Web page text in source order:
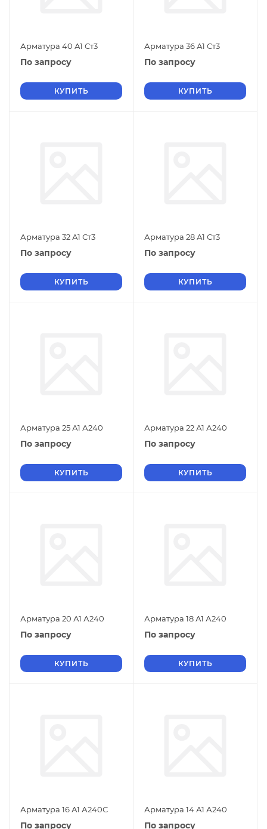
Арматура 40 А1 Ст3
По запросу
КУПИТЬ
Арматура 36 А1 Ст3
По запросу
КУПИТЬ
Арматура 32 А1 Ст3
По запросу
КУПИТЬ
Арматура 28 А1 Ст3
По запросу
КУПИТЬ
Арматура 25 А1 А240
По запросу
КУПИТЬ
Арматура 22 А1 А240
По запросу
КУПИТЬ
Арматура 20 А1 А240
По запросу
КУПИТЬ
Арматура 18 А1 А240
По запросу
КУПИТЬ
Арматура 16 А1 А240С
По запросу
Арматура 14 А1 А240
По запросу